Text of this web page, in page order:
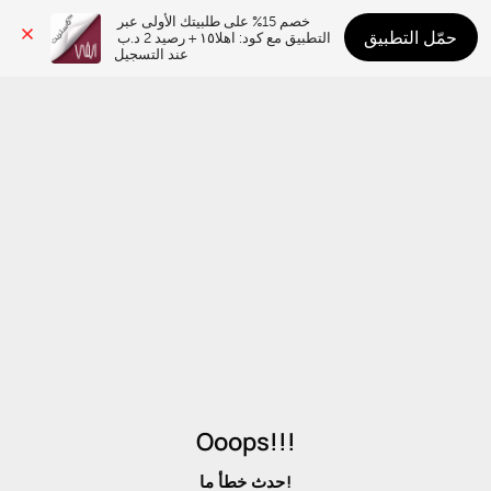
عند التسجيل
حمّل التطبيق
Ooops!!!
حدث خطأ ما!